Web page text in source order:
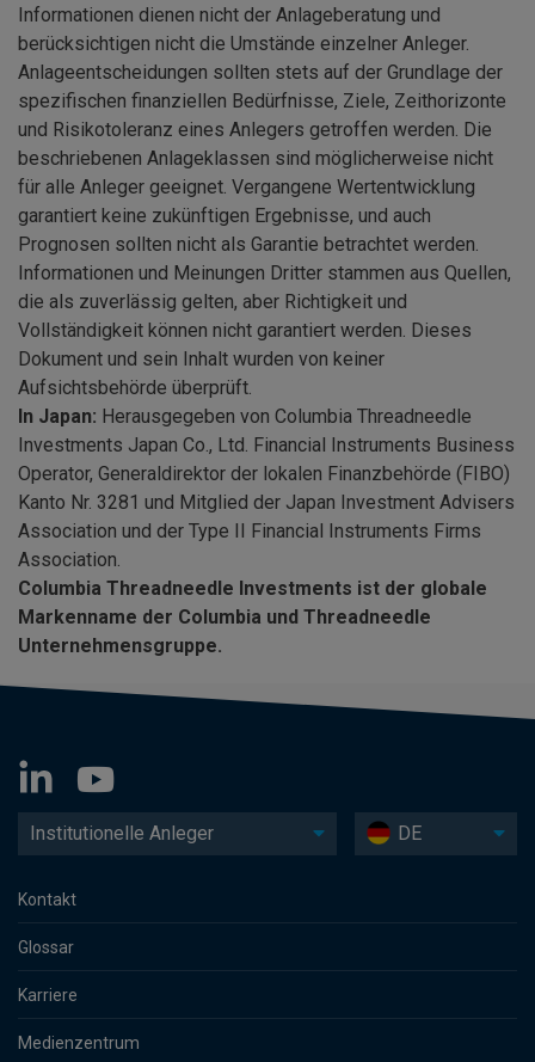
Informationen dienen nicht der Anlageberatung und
berücksichtigen nicht die Umstände einzelner Anleger.
Anlageentscheidungen sollten stets auf der Grundlage der
spezifischen finanziellen Bedürfnisse, Ziele, Zeithorizonte
und Risikotoleranz eines Anlegers getroffen werden. Die
beschriebenen Anlageklassen sind möglicherweise nicht
für alle Anleger geeignet. Vergangene Wertentwicklung
garantiert keine zukünftigen Ergebnisse, und auch
Prognosen sollten nicht als Garantie betrachtet werden.
Informationen und Meinungen Dritter stammen aus Quellen,
die als zuverlässig gelten, aber Richtigkeit und
Vollständigkeit können nicht garantiert werden. Dieses
Dokument und sein Inhalt wurden von keiner
Aufsichtsbehörde überprüft.
In Japan: Herausgegeben von Columbia Threadneedle
Investments Japan Co., Ltd. Financial Instruments Business
Operator, Generaldirektor der lokalen Finanzbehörde (FIBO)
Kanto Nr. 3281 und Mitglied der Japan Investment Advisers
Association und der Type II Financial Instruments Firms
Association.
Columbia Threadneedle Investments ist der globale
Markenname der Columbia und Threadneedle
Unternehmensgruppe.
Institutionelle Anleger DE
Kontakt
Glossar
Karriere
Medienzentrum